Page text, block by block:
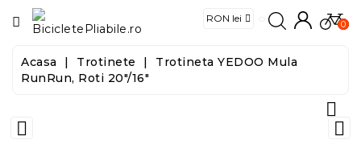
CATEGORIE
Biciclete
Biciclete
0
Acasa Trotinete
Trotineta YEDOO Mula
RunRun, Roti 20"/16"


